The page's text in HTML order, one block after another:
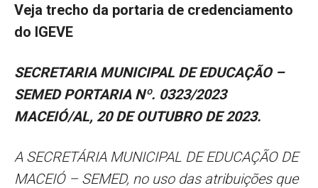
Veja trecho da portaria de credenciamento
do IGEVE
SECRETARIA MUNICIPAL DE EDUCAÇÃO –
SEMED PORTARIA Nº. 0323/2023
MACEIÓ/AL, 20 DE OUTUBRO DE 2023.
A SECRETÁRIA MUNICIPAL DE EDUCAÇÃO DE
MACEIÓ – SEMED, no uso das atribuições que